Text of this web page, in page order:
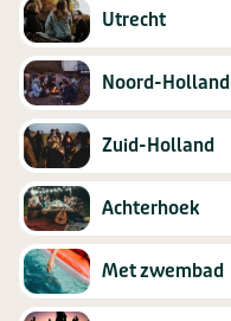
Utrecht
Noord-Holland
Zuid-Holland
Achterhoek
Met zwembad